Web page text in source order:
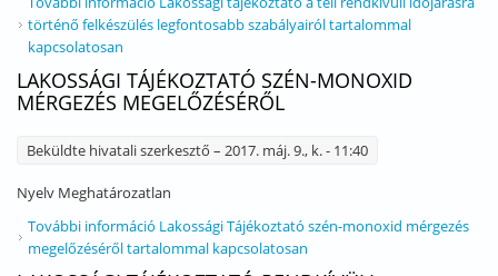
történő felkészülés legfontosabb szabályairól tartalommal
kapcsolatosan
LAKOSSÁGI TÁJÉKOZTATÓ SZÉN-MONOXID
MÉRGEZÉS MEGELŐZÉSÉRŐL
Beküldte hivatali szerkesztő – 2017. máj. 9., k. - 11:40
Nyelv Meghatározatlan
További információ Lakossági Tájékoztató szén-monoxid mérgezés
megelőzéséről tartalommal kapcsolatosan